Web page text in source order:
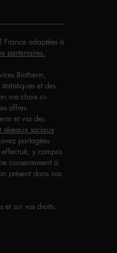
France adaptées à
partenaires.
Biotherm,
et des
vos choix ci-
offres
et via des
réseaux sociaux
partagées
y compris
consentement à
présent dans nos
et sur vos droits,